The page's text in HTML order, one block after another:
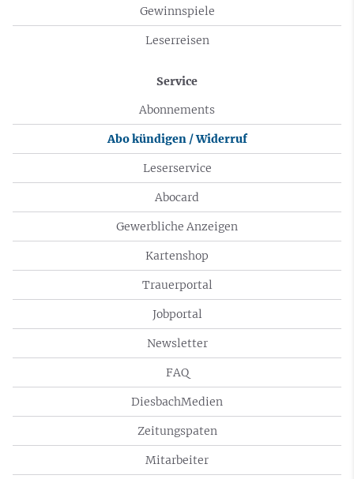
Gewinnspiele
Leserreisen
Service
Abonnements
Abo kündigen / Widerruf
Leserservice
Abocard
Gewerbliche Anzeigen
Kartenshop
Trauerportal
Jobportal
Newsletter
FAQ
DiesbachMedien
Zeitungspaten
Mitarbeiter